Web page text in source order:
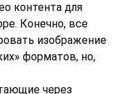
контента для
Конечно, все
изображение
форматов, но,
через